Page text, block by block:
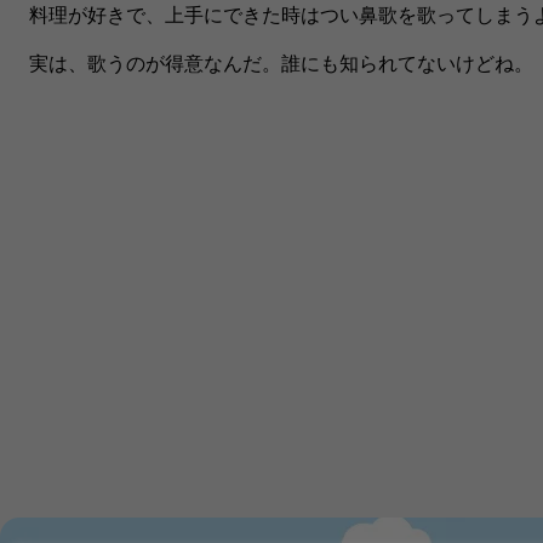
料理が好きで、上手にできた時はつい鼻歌を歌ってしまう
実は、​歌うのが得意なんだ。誰にも知られてないけどね。